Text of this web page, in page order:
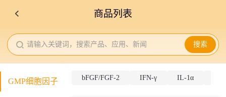
商品列表
请输入关键词，搜索产品、应用、新闻 搜索
GMP细胞因子 bFGF/FGF-2 IFN-γ IL-1α